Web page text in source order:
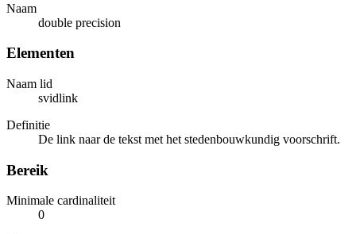
Naam
double precision
Elementen
Naam lid
svidlink
Definitie
De link naar de tekst met het stedenbouwkundig voorschrift.
Bereik
Minimale cardinaliteit
0